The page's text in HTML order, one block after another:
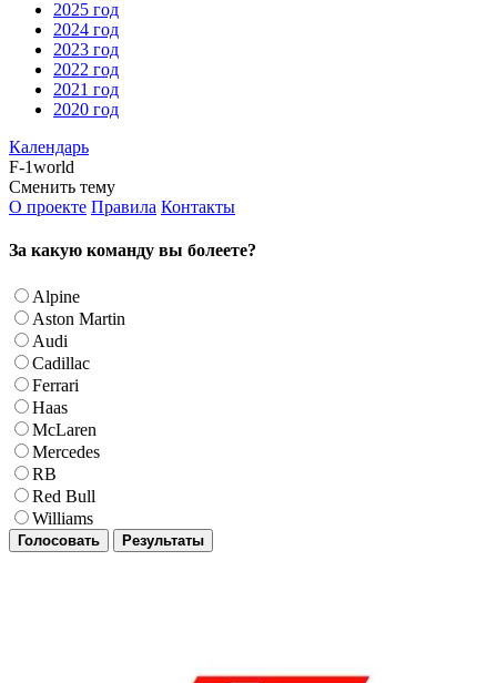
2025 год
2024 год
2023 год
2022 год
2021 год
2020 год
Календарь
F-1world
Сменить тему
О проекте Правила Контакты
За какую команду вы болеете?
Alpine
Aston Martin
Audi
Cadillac
Ferrari
Haas
McLaren
Mercedes
RB
Red Bull
Williams
Голосовать Результаты